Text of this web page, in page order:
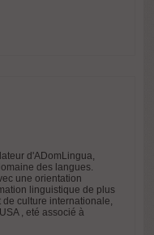
d'ADomLingua,
des langues.
une orientation
linguistique de plus
culture internationale,
, eté associé à